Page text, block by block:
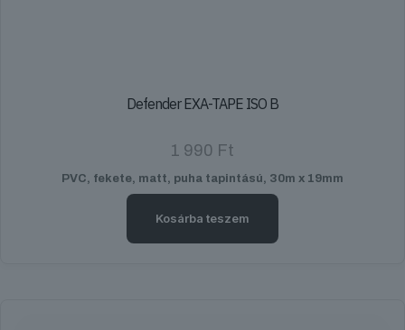
Defender EXA-TAPE ISO B
1 990 Ft
PVC, fekete, matt, puha tapintású, 30m x 19mm
Kosárba teszem